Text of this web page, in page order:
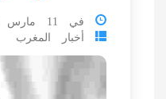
في 11 مارس 2022 الساعة 30 : 01
أخبار المغرب